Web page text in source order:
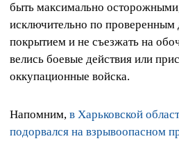
быть максимально
исключительно по
покрытием и не съезжать на
велись боевые действия или
оккупационные войска.
Напомним, в Харьковской
подорвался на взрывоопасном